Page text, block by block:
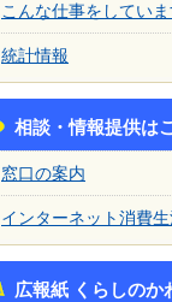
こんな仕事をしていま
統計情報
相談・情報提供は
窓口の案内
インターネット消費
広報紙 くらしのか